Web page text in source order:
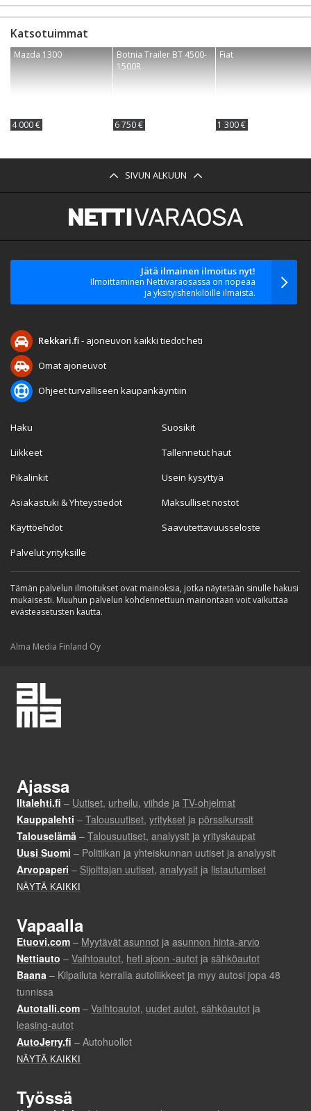
Katsotuimmat
Mazda 1300
4 000 €
Botnia Trailer BT 4500-
1500R
6 750 €
Fiat
1 300 €
SIVUN ALKUUN
Jätä ilmainen ilmoitus nyt!
Ilmoittaminen Nettivaraosassa on nopeaa
ja yksityishenkilöille ilmaista.
Rekkari.fi- ajoneuvon kaikki tiedot heti
Omat ajoneuvot
Ohjeet turvalliseen kaupankäyntiin
Haku
Liikkeet
Pikalinkit
Asiakastuki & Yhteystiedot
Käyttöehdot
Palvelut yrityksille
Suosikit
Tallennetut haut
Usein kysyttyä
Maksulliset nostot
Saavutettavuusseloste
Tämän palvelun ilmoitukset ovat mainoksia, jotka näytetään sinulle hakusi
mukaisesti. Muuhun palvelun kohdennettuun mainontaan voit vaikuttaa
evästeasetusten kautta.
Alma Media Finland Oy